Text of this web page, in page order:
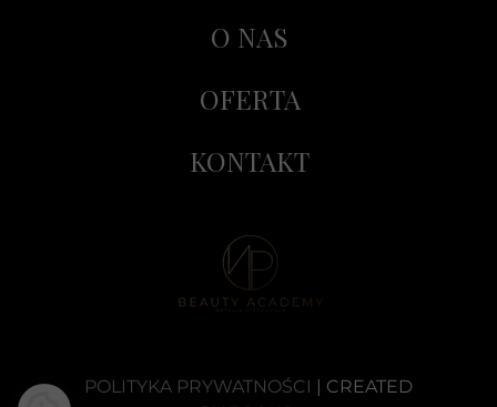
O NAS
OFERTA
KONTAKT
POLITYKA PRYWATNOŚCI | CREATED